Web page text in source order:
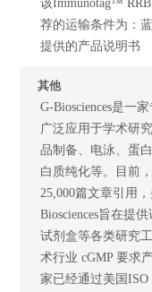
该Immunotag™
荐的运输条件为：
提供的产品说明书
其他
G-Biosciences是一
广泛应用于学术研
品制备、电泳、蛋
白质纯化等。目前
25,000篇文章引用
Biosciences旨在提
试剂盒等各类研究
术行业 cGMP 要求
家已经通过美国ISO